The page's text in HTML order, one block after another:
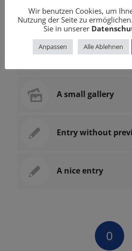
This is a post with
„Link“
Entry with Audio
A small gallery
Entry without
A nice entry
0
Wir benutzen Cookies, um
Nutzung der Seite zu
Sie in unserer
Anpassen Alle Ablehnen